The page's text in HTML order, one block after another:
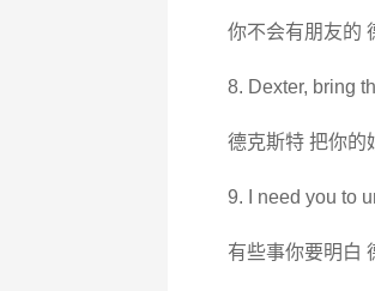
你不会有朋友的
8. Dexter, bring
德克斯特 把你的
9. I need you to
有些事你要明白